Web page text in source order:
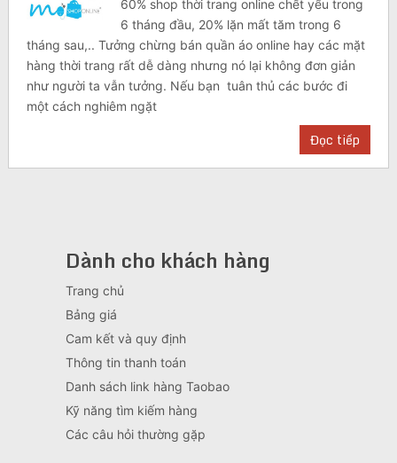
60% shop thời trang online chết yểu trong
6 tháng đầu, 20% lặn mất tăm trong 6
tháng sau,.. Tưởng chừng bán quần áo online hay các mặt
hàng thời trang rất dễ dàng nhưng nó lại không đơn giản
như người ta vẫn tưởng. Nếu bạn tuân thủ các bước đi
một cách nghiêm ngặt
Đọc tiếp
Dành cho khách hàng
Trang chủ
Bảng giá
Cam kết và quy định
Thông tin thanh toán
Danh sách link hàng Taobao
Kỹ năng tìm kiếm hàng
Các câu hỏi thường gặp